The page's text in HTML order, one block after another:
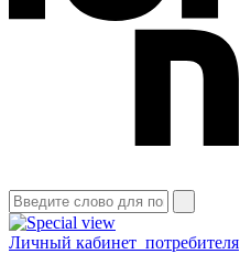
Личный кабинет потребителя